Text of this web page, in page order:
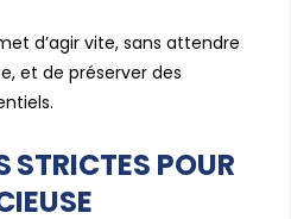
d’agir vite, sans attendre
et de préserver des
STRICTES POUR